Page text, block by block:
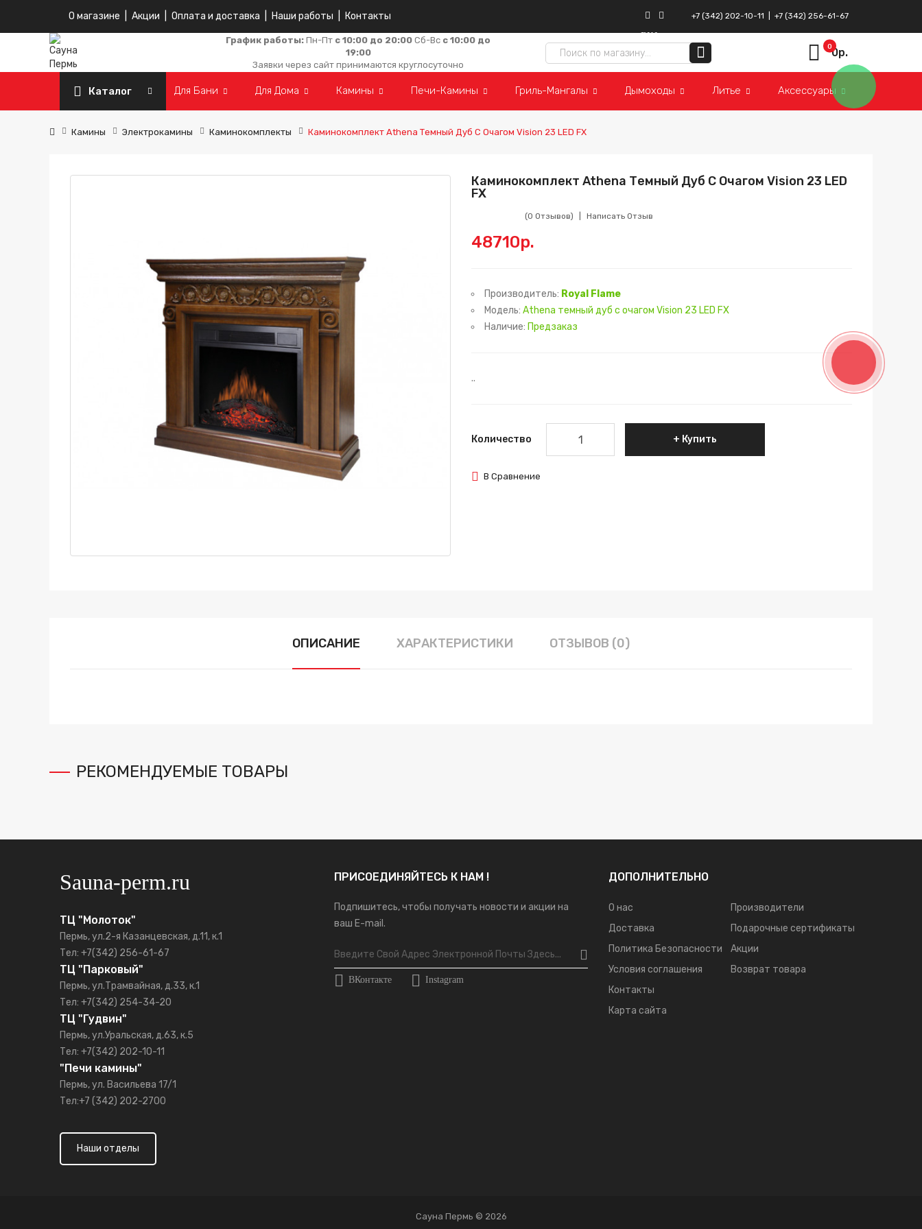
О магазине Акции Оплата и доставка Наши работы Контакты +7 (342) 202-10-11 +7 (342) 256-61-67
ВКонтакте
Instagram
График работы: Пн-Пт с 10:00 до 20:00 Сб-Вс с 10:00 до
19:00
Заявки через сайт принимаются круглосуточно
00р.
Каталог Для Бани Для Дома Камины Печи-Камины Гриль-Мангалы Дымоходы Литье Аксессуары
Камины Электрокамины Каминокомплекты Каминокомплект Athena Темный Дуб С Очагом Vision 23 LED FX
Каминокомплект Athena Темный Дуб С Очагом Vision 23 LED
FX
(0 Отзывов) Написать Отзыв
48710р.
Производитель: Royal Flame
Модель: Athena темный дуб с очагом Vision 23 LED FX
Наличие: Предзаказ
..
Количество Купить
В Сравнение
ОПИСАНИЕ ХАРАКТЕРИСТИКИ ОТЗЫВОВ (0)
РЕКОМЕНДУЕМЫЕ ТОВАРЫ
Sauna-perm.ru
ТЦ "Молоток"
Пермь, ул.2-я Казанцевская, д.11, к.1
Тел: +7(342) 256-61-67
ТЦ "Парковый"
Пермь, ул.Трамвайная, д.33, к.1
Тел: +7(342) 254-34-20
ТЦ "Гудвин"
Пермь, ул.Уральская, д.63, к.5
Тел: +7(342) 202-10-11
"Печи камины"
Пермь, ул. Васильева 17/1
Тел:+7 (342) 202-2700
Наши отделы
ПРИСОЕДИНЯЙТЕСЬ К НАМ !
Подпишитесь, чтобы получать новости и акции на
ваш E-mail.
ВКонтакте Instagram
ДОПОЛНИТЕЛЬНО
О нас
Доставка
Политика Безопасности
Условия соглашения
Контакты
Карта сайта
Производители
Подарочные сертификаты
Акции
Возврат товара
Сауна Пермь © 2026